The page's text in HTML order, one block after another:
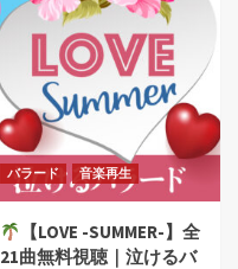
バラード 音楽再生
【LOVE -SUMMER-】全
21曲無料視聴｜泣けるバ